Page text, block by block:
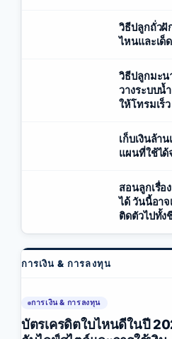
วิธีปลูกถั่วฝั
ไหนและเด็
วิธีปลูกมะน
วางระบบน้
ให้โทรมเร็ว
เก็บเงินล้า
แผนที่ใช้ได้
สอนลูกเรื่อ
ได้ วันนี้อา
ติดตัวไปทั้ง
การเงิน & การลงทุน
การเงิน & การลงทุน
บัตรเครดิตใบไหนดีในปี